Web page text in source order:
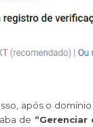
após o
de “Gerenciar